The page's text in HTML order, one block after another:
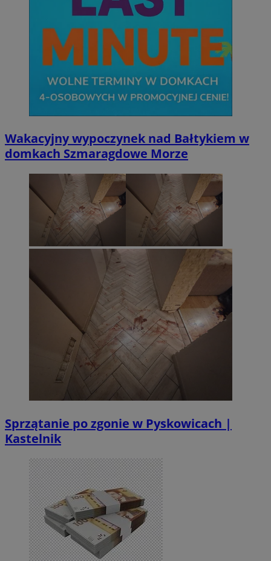
Wakacyjny wypoczynek nad Bałtykiem w
domkach Szmaragdowe Morze
Sprzątanie po zgonie w Pyskowicach |
Kastelnik